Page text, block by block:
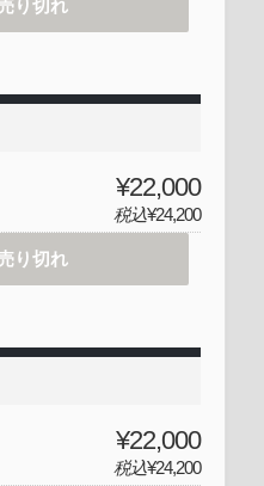
り切れ
¥22,000
税込¥24,200
り切れ
¥22,000
税込¥24,200